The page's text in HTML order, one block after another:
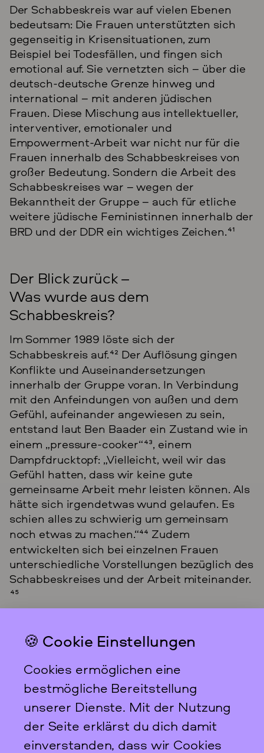
Der Schabbeskreis war auf vielen Ebenen
bedeutsam: Die Frauen unterstützten sich
gegenseitig in Krisensituationen, zum
Beispiel bei Todesfällen, und fingen sich
emotional auf. Sie vernetzten sich – über die
deutsch-deutsche Grenze hinweg und
international – mit anderen jüdischen
Frauen. Diese Mischung aus intellektueller,
interventiver, emotionaler und
Empowerment-Arbeit war nicht nur für die
Frauen innerhalb des Schabbeskreises von
großer Bedeutung. Sondern die Arbeit des
Schabbeskreises war – wegen der
Bekanntheit der Gruppe – auch für etliche
weitere jüdische Feministinnen innerhalb der
BRD und der DDR ein wichtiges Zeichen.41
Der Blick zurück –
Was wurde aus dem
Schabbeskreis?
Im Sommer 1989 löste sich der
Schabbeskreis auf.42 Der Auflösung gingen
Konflikte und Auseinandersetzungen
innerhalb der Gruppe voran. In Verbindung
mit den Anfeindungen von außen und dem
Gefühl, aufeinander angewiesen zu sein,
entstand laut Ben Baader ein Zustand wie in
einem „pressure-cooker“43, einem
Dampfdrucktopf: „Vielleicht, weil wir das
Gefühl hatten, dass wir keine gute
gemeinsame Arbeit mehr leisten können. Als
hätte sich irgendetwas wund gelaufen. Es
schien alles zu schwierig um gemeinsam
noch etwas zu machen.“44 Zudem
entwickelten sich bei einzelnen Frauen
unterschiedliche Vorstellungen bezüglich des
Schabbeskreises und der Arbeit miteinander.
45
Das feministische
Newsletter
🍪 Cookie Einstellungen
Cookies ermöglichen eine
bestmögliche Bereitstellung
unserer Dienste. Mit der Nutzung
der Seite erklärst du dich damit
einverstanden, dass wir Cookies